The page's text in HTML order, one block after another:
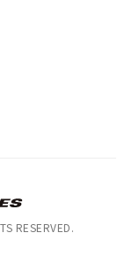
RESERVED.